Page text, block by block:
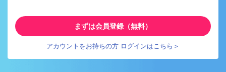
まずは会員登録（無料）
アカウントをお持ちの方 ログインはこちら＞